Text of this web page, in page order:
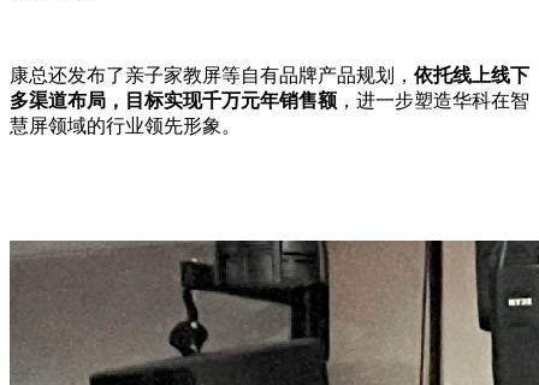
康总还发布了亲子家教屏等自有品牌产品规划， 依托线上线下
多渠道布局，目标实现千万元年销售额 ，进一步塑造华科在智
慧屏领域的行业领先形象。